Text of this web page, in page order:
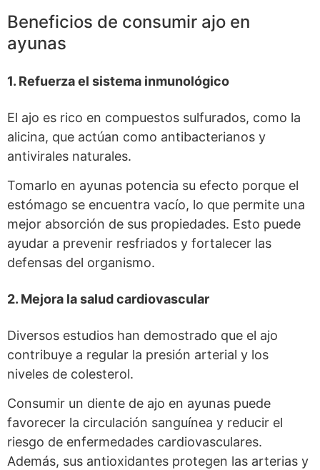
Beneficios de consumir ajo en
ayunas
1. Refuerza el sistema inmunológico
El ajo es rico en compuestos sulfurados, como la
alicina, que actúan como antibacterianos y
antivirales naturales.
Tomarlo en ayunas potencia su efecto porque el
estómago se encuentra vacío, lo que permite una
mejor absorción de sus propiedades. Esto puede
ayudar a prevenir resfriados y fortalecer las
defensas del organismo.
2. Mejora la salud cardiovascular
Diversos estudios han demostrado que el ajo
contribuye a regular la presión arterial y los
niveles de colesterol.
Consumir un diente de ajo en ayunas puede
favorecer la circulación sanguínea y reducir el
riesgo de enfermedades cardiovasculares.
Además, sus antioxidantes protegen las arterias y